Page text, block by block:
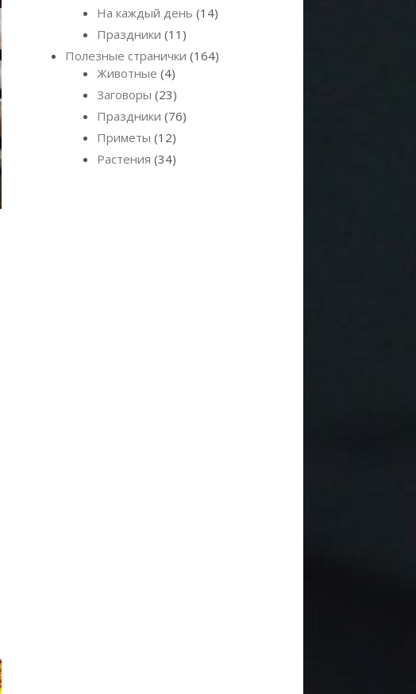
На каждый день (14)
Праздники (11)
Полезные странички (164)
Животные (4)
Заговоры (23)
Праздники (76)
Приметы (12)
Растения (34)